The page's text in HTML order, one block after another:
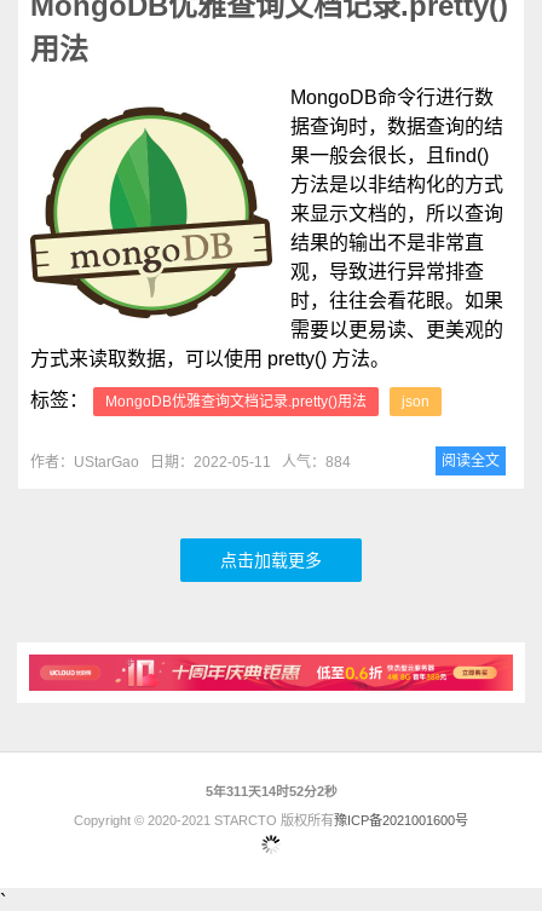
用法
MongoDB命令行进行数
据查询时，数据查询的结
果一般会很长，且find()
方法是以非结构化的方式
来显示文档的，所以查询
结果的输出不是非常直
观，导致进行异常排查
时，往往会看花眼。如果
需要以更易读、更美观的
方式来读取数据，可以使用 pretty() 方法。
标签：
MongoDB优雅查询文档记录.pretty()用法 json
作者：UStarGao 日期：2022-05-11 人气：884 阅读全文
点击加载更多
5年311天14时52分2秒
Copyright © 2020-2021 STARCTO 版权所有豫ICP备2021001600号
`